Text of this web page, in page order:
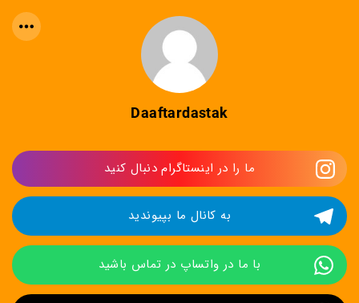
Daaftardastak
ما را در اینستاگرام دنبال کنید
به کانال ما بپیوندید
با ما در واتساپ در تماس باشید